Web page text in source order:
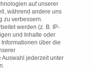
auf unserer
während andere uns
zu verbessern.
werden (z. B. IP-
und Inhalte oder
Informationen über die
Auswahl jederzeit unter